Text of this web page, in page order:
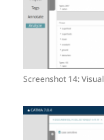
Screenshot 14: